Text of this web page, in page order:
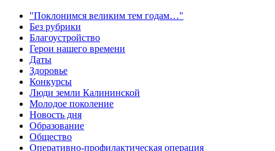
"Поклонимся великим тем годам…"
Без рубрики
Благоустройство
Герои нашего времени
Даты
Здоровье
Конкурсы
Люди земли Калининской
Молодое поколение
Новость дня
Образование
Общество
Оперативно-профилактическая операция